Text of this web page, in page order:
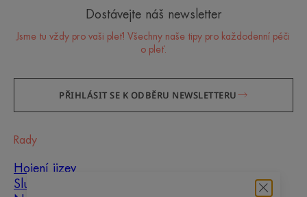
Dostávejte náš newsletter
Jsme tu vždy pro vaši pleť! Všechny naše tipy pro každodenní péči
o pleť.
PŘIHLÁSIT SE K ODBĚRU NEWSLETTERU
Rady
Hojení jizev
Slunce